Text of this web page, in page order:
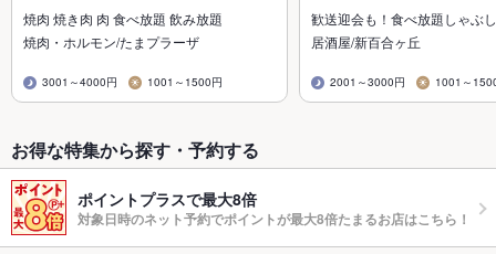
焼肉 焼き肉 肉 食べ放題 飲み放題
焼肉・ホルモン/たまプラーザ
3001～4000円 1001～1500円
歓送迎会も！食べ放題しゃぶ
居酒屋/新百合ヶ丘
2001～3000円 1001～
お得な特集から探す・予約する
ポイントプラスで最大8倍
対象日時のネット予約でポイントが最大8倍たまるお店はこちら！